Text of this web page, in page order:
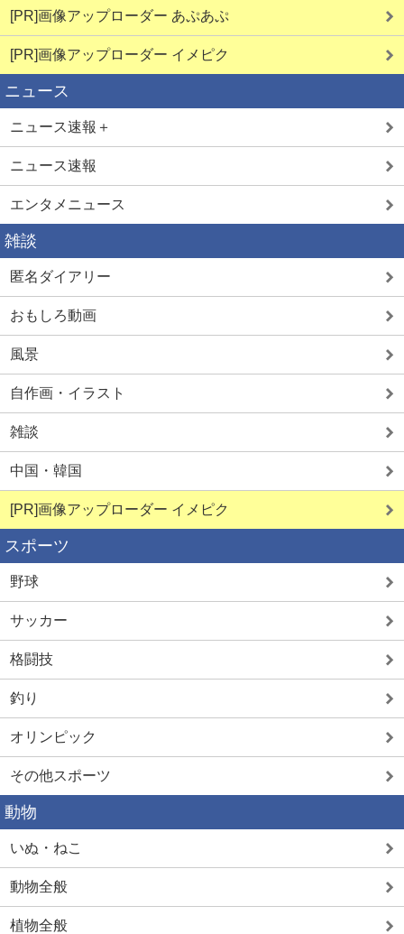
[PR]画像アップローダー あぷあぷ
[PR]画像アップローダー イメピク
ニュース
ニュース速報＋
ニュース速報
エンタメニュース
雑談
匿名ダイアリー
おもしろ動画
風景
自作画・イラスト
雑談
中国・韓国
[PR]画像アップローダー イメピク
スポーツ
野球
サッカー
格闘技
釣り
オリンピック
その他スポーツ
動物
いぬ・ねこ
動物全般
植物全般